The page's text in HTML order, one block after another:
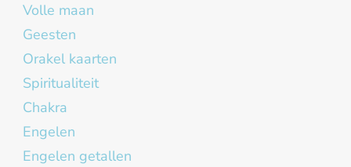
Volle maan
Geesten
Orakel kaarten
Spiritualiteit
Chakra
Engelen
Engelen getallen